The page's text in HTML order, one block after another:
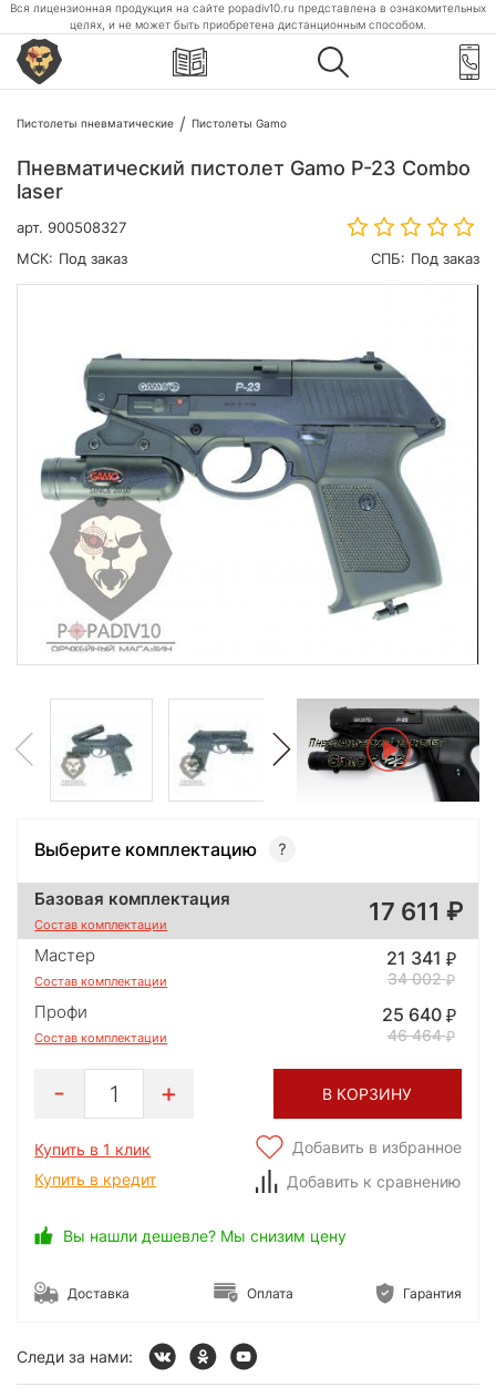
Вся лицензионная продукция на сайте popadiv10.ru представлена в ознакомительных
целях, и не может быть приобретена дистанционным способом.
Пистолеты пневматические Пистолеты Gamo
Пневматический пистолет Gamo P-23 Combo
laser
арт. 900508327
МСК: Под заказ СПБ: Под заказ
Выберите комплектацию
Базовая комплектация
Состав комплектации 17 611
Мастер
Состав комплектации
21 341
34 002
Профи
Состав комплектации
25 640
46 464
1 В КОРЗИНУ
Купить в 1 клик
Купить в кредит
Добавить в избранное
Добавить к сравнению
Вы нашли дешевле? Мы снизим цену
Доставка Оплата Гарантия
Следи за нами: